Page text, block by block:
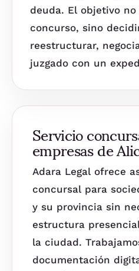
deuda. El objetivo
concurso, sino
reestructurar,
juzgado con un
Servicio
empresas de
Adara Legal ofrece
concursal para
y su provincia sin
estructura
la ciudad.
documentación